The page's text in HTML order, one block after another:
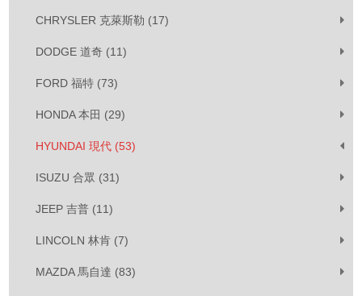
CHRYSLER 克萊斯勒 (17)
DODGE 道奇 (11)
FORD 福特 (73)
HONDA 本田 (29)
HYUNDAI 現代 (53)
ISUZU 合眾 (31)
JEEP 吉普 (11)
LINCOLN 林肯 (7)
MAZDA 馬自達 (83)